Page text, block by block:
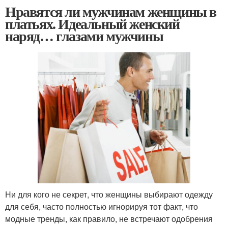
Нравятся ли мужчинам женщины в
платьях. Идеальный женский
наряд… глазами мужчины
Ни для кого не секрет, что женщины выбирают одежду
для себя, часто полностью игнорируя тот факт, что
модные тренды, как правило, не встречают одобрения